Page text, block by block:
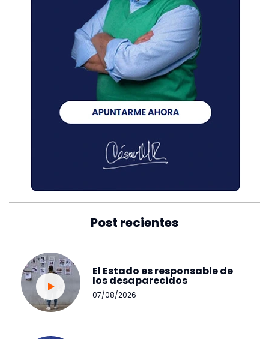
Post recientes
El Estado es responsable de
los desaparecidos
07/08/2026